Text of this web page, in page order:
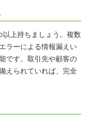
上持ちましょう。複数
ラーによる情報漏えい
です。取引先や顧客の
えられていれば、完全